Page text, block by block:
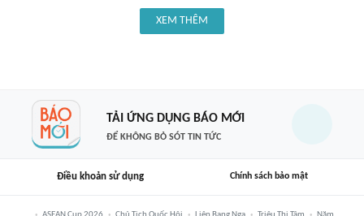
XEM THÊM
TẢI ỨNG DỤNG BÁO MỚI
ĐỂ KHÔNG BỎ SÓT TIN TỨC
Điều khoản sử dụng Chính sách bảo mật
ASEAN Cup 2026 Chủ Tịch Quốc Hội Liên Bang Nga Triệu Thị Tâm Năm